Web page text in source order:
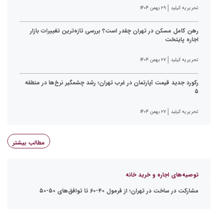
تحریریه کیلید ۲۹ بهمن ۱۴۰۴
رهن کامل مسکن در تهران چقدر است؟ بررسی تازه‌ترین تغییرات بازار
اجاره پایتخت
تحریریه کیلید ۲۷ بهمن ۱۴۰۴
رکورد جدید قیمت آپارتمان در غرب تهران؛ رشد چشمگیر نرخ‌ها در منطقه
۵
تحریریه کیلید ۲۷ بهمن ۱۴۰۴
مطالب بیشتر
توصیه‌های اجاره و خرید خانه
مشارکت در ساخت در تهران؛ از فرمول ۴۰-۶۰ تا توافق‌های ۵۰-۵۰